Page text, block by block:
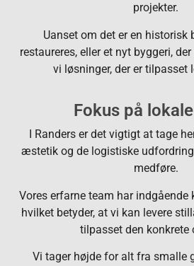
projekter.
Uanset om det er en historisk
restaureres, eller et nyt byggeri,
vi løsninger, der er tilpasset
Fokus på
I Randers er det vigtigt at tage
æstetik og de logistiske
medføre.
Vores erfarne team har indgående
hvilket betyder, at vi kan levere
tilpasset den konkrete
Vi tager højde for alt fra smalle